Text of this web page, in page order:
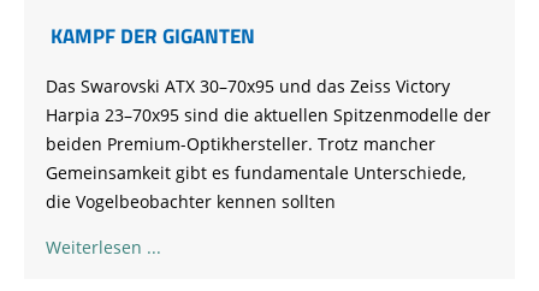
KAMPF DER GIGANTEN
Das Swarovski ATX 30–70x95 und das Zeiss Victory
Harpia 23–70x95 sind die aktuellen Spitzenmodelle der
beiden Premium-Optikhersteller. Trotz mancher
Gemeinsamkeit gibt es fundamentale Unterschiede,
die Vogelbeobachter kennen sollten
Weiterlesen